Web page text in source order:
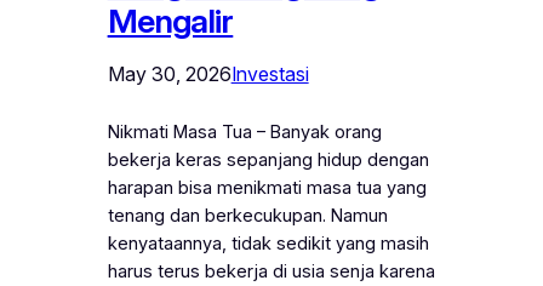
Mengalir
May 30, 2026Investasi
Nikmati Masa Tua – Banyak orang
bekerja keras sepanjang hidup dengan
harapan bisa menikmati masa tua yang
tenang dan berkecukupan. Namun
kenyataannya, tidak sedikit yang masih
harus terus bekerja di usia senja karena